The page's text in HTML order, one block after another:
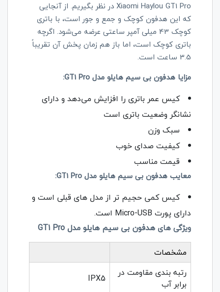
Xiaomi Haylou GT1 Proدر نظر بگیریم. از آنجایی
که این هدفون کوچک و جمع و جور است، با باتری
کوچک 43 میلی آمپر ساعتی عرضه می‌شود. اگرچه
باتری کوچک است، اما باز هم زمان پخش آن تقریباً
3.5 ساعت است.
مزایا هدفون بی‌ سیم هایلو مدل GT1 Pro:
کیس عمر باتری را افزایش می‌دهد و دارای
نشانگر وضعیت باتری است
سبک وزن
کیفیت صدای خوب
قیمت مناسب
معایب هدفون بی‌ سیم هایلو مدل GT1 Pro:
کیس کمی حجیم تر از مدل های قبلی است و
دارای پورت Micro-USB است.
ویژگی های هدفون بی‌ سیم هایلو مدل GT1 Pro
مشخصات
رتبه بندی مقاومت در
برابر آب
IPX5